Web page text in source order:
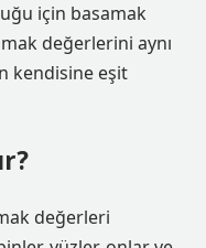
için basamak
değerlerini aynı
kendisine eşit
değerleri